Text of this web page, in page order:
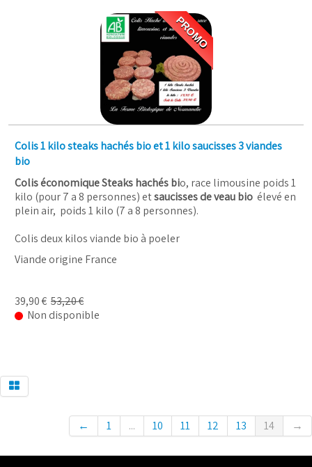
PROMO
Colis 1 kilo steaks hachés bio et 1 kilo saucisses 3 viandes
bio
Colis économique Steaks hachés bio, race limousine poids 1
kilo (pour 7 a 8 personnes) etsaucisses de veau bio élevé en
plein air, poids 1 kilo (7 a 8 personnes).
Colis deux kilos viande bio à poeler
Viande origine France
39,90 € 53,20 €
Non disponible
← 1 ... 10 11 12 13 14 →